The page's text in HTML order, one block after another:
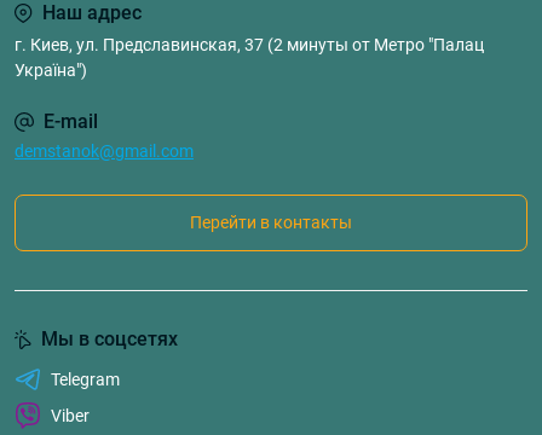
Наш адрес
г. Киев, ул. Предславинская, 37 (2 минуты от Метро "Палац
Україна")
E-mail
demstanok@gmail.com
Перейти в контакты
Мы в соцсетях
Telegram
Viber